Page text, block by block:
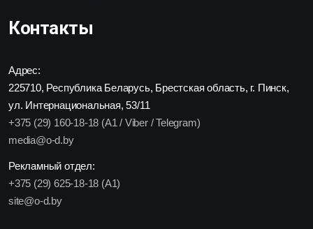
Контакты
Адрес:
225710, Республика Беларусь, Брестская область, г. Пинск,
ул. Интернациональная, 53/11
+375 (29) 160-18-18 (A1 / Viber / Telegram)
media@o-d.by
Рекламный отдел:
+375 (29) 625-18-18 (A1)
site@o-d.by